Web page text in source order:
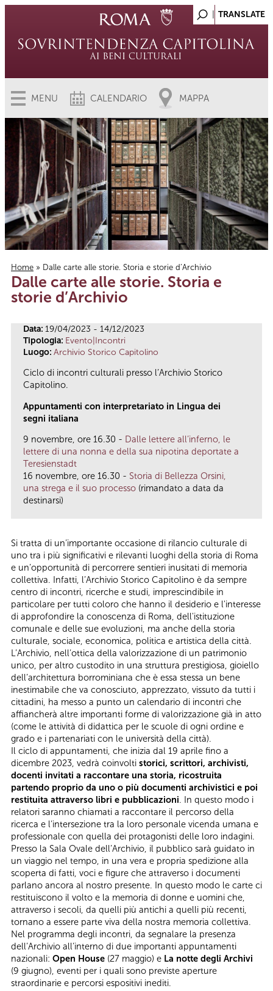
MENU CALENDARIO MAPPA
Tu sei qui
Home » Dalle carte alle storie. Storia e storie d’Archivio
Dalle carte alle storie. Storia e
storie d’Archivio
Data: 19/04/2023 - 14/12/2023
Tipologia: Evento|Incontri
Luogo: Archivio Storico Capitolino
Ciclo di incontri culturali presso l’Archivio Storico
Capitolino.
Appuntamenti con interpretariato in Lingua dei
segni italiana
9 novembre, ore 16.30 - Dalle lettere all’inferno, le
lettere di una nonna e della sua nipotina deportate a
Teresienstadt
16 novembre, ore 16.30 - Storia di Bellezza Orsini,
una strega e il suo processo (rimandato a data da
destinarsi)
Si tratta di un’importante occasione di rilancio culturale di
uno tra i più significativi e rilevanti luoghi della storia di Roma
e un’opportunità di percorrere sentieri inusitati di memoria
collettiva. Infatti, l’Archivio Storico Capitolino è da sempre
centro di incontri, ricerche e studi, imprescindibile in
particolare per tutti coloro che hanno il desiderio e l'interesse
di approfondire la conoscenza di Roma, dell'istituzione
comunale e delle sue evoluzioni, ma anche della storia
culturale, sociale, economica, politica e artistica della città.
L’Archivio, nell’ottica della valorizzazione di un patrimonio
unico, per altro custodito in una struttura prestigiosa, gioiello
dell’architettura borrominiana che è essa stessa un bene
inestimabile che va conosciuto, apprezzato, vissuto da tutti i
cittadini, ha messo a punto un calendario di incontri che
affiancherà altre importanti forme di valorizzazione già in atto
(come le attività di didattica per le scuole di ogni ordine e
grado e i partenariati con le università della città).
Il ciclo di appuntamenti, che inizia dal 19 aprile fino a
dicembre 2023, vedrà coinvolti storici, scrittori, archivisti,
docenti invitati a raccontare una storia, ricostruita
partendo proprio da uno o più documenti archivistici e poi
restituita attraverso libri e pubblicazioni. In questo modo i
relatori saranno chiamati a raccontare il percorso della
ricerca e l’intersezione tra la loro personale vicenda umana e
professionale con quella dei protagonisti delle loro indagini.
Presso la Sala Ovale dell’Archivio, il pubblico sarà guidato in
un viaggio nel tempo, in una vera e propria spedizione alla
scoperta di fatti, voci e figure che attraverso i documenti
parlano ancora al nostro presente. In questo modo le carte ci
restituiscono il volto e la memoria di donne e uomini che,
attraverso i secoli, da quelli più antichi a quelli più recenti,
tornano a essere parte viva della nostra memoria collettiva.
Nel programma degli incontri, da segnalare la presenza
dell’Archivio all’interno di due importanti appuntamenti
nazionali: Open House (27 maggio) e La notte degli Archivi
(9 giugno), eventi per i quali sono previste aperture
straordinarie e percorsi espositivi inediti.